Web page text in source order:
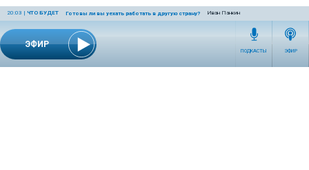
ЭФИР
20:03 | ЧТО БУДЕТ Готовы ли вы уехать работать в другую страну? Иван Панкин
ПОДКАСТЫ ЭФИР